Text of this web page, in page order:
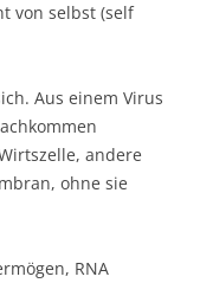
von selbst (self
Aus einem Virus
andere
ohne sie
RNA